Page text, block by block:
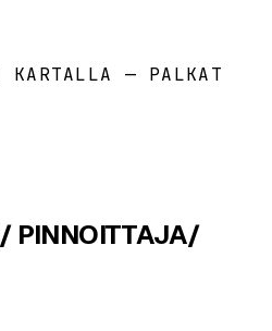
KARTALLA — PALKAT
PINNOITTAJA/